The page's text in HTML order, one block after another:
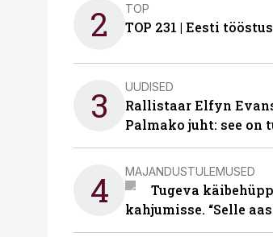
2 TOP
TOP 231 | Eesti
3 UUDISED
Rallistaar Elfyn
Palmako juht: see
4 MAJANDUSTULEMUSED
Tugeva
kahjumisse. “Selle